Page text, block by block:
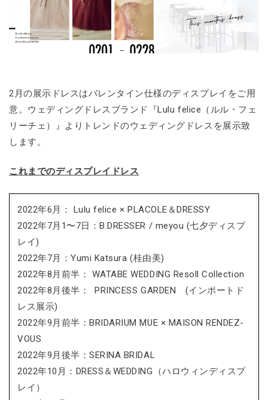
2月の展示ドレスはバレンタイン仕様のディスプレイをご用
意。ウェディングドレスブランド『Lulu felice（ルル・フェ
リーチェ）』よりトレンドのウェディングドレスを展示致
します。
これまでのディスプレイドレス
2022年6月： Lulu felice × PLACOLE＆DRESSY
2022年7月1〜7日：B.DRESSER / meyou (七夕ディスプ
レイ)
2022年7月：Yumi Katsura (桂由美)
2022年8月前半： WATABE WEDDING Resoll Collection
2022年8月後半： PRINCESS GARDEN (インポートド
レス展示)
2022年9月前半：BRIDARIUM MUE × MAISON RENDEZ-
VOUS
2022年9月後半：SERINA BRIDAL
2022年10月：DRESS＆WEDDING（ハロウィンディスプ
レイ）